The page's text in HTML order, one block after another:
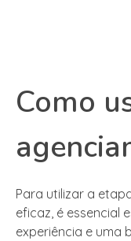
Como
Para utilizar a
eficaz, é essencial
experiência e uma